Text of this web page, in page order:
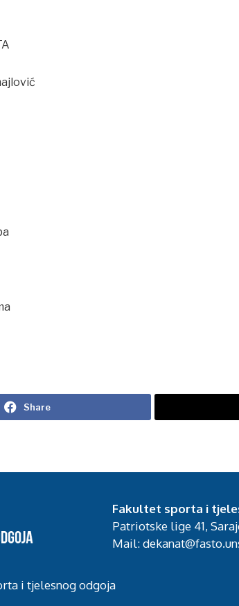
Share
Fakultet sporta i
Patriotske lige 41,
Mail:
i tjelesnog odgoja